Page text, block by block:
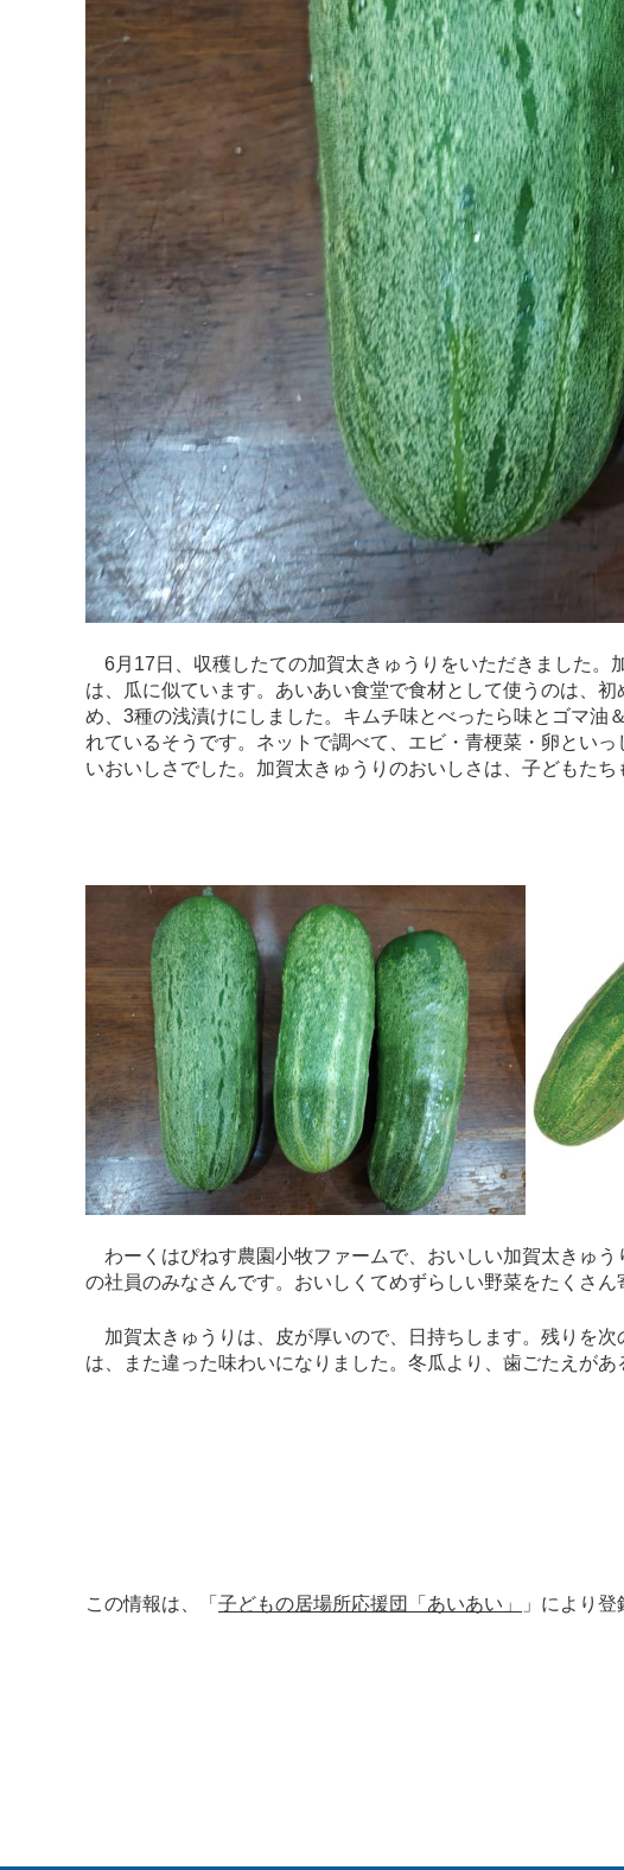
6月17日、収穫したての加賀太きゅうりをいただきました。
は、瓜に似ています。あいあい食堂で食材として使うのは、
め、3種の浅漬けにしました。キムチ味とべったら味とゴマ油
れているそうです。ネットで調べて、エビ・青梗菜・卵とい
いおいしさでした。加賀太きゅうりのおいしさは、子どもた
わーくはぴねす農園小牧ファームで、おいしい加賀太きゅう
の社員のみなさんです。おいしくてめずらしい野菜をたくさん
加賀太きゅうりは、皮が厚いので、日持ちします。残りを
は、また違った味わいになりました。冬瓜より、歯ごたえが
この情報は、「 子どもの居場所応援団「あいあい」 」により登